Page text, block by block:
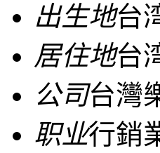
出生地台
居住地台
公司台灣
职业行銷